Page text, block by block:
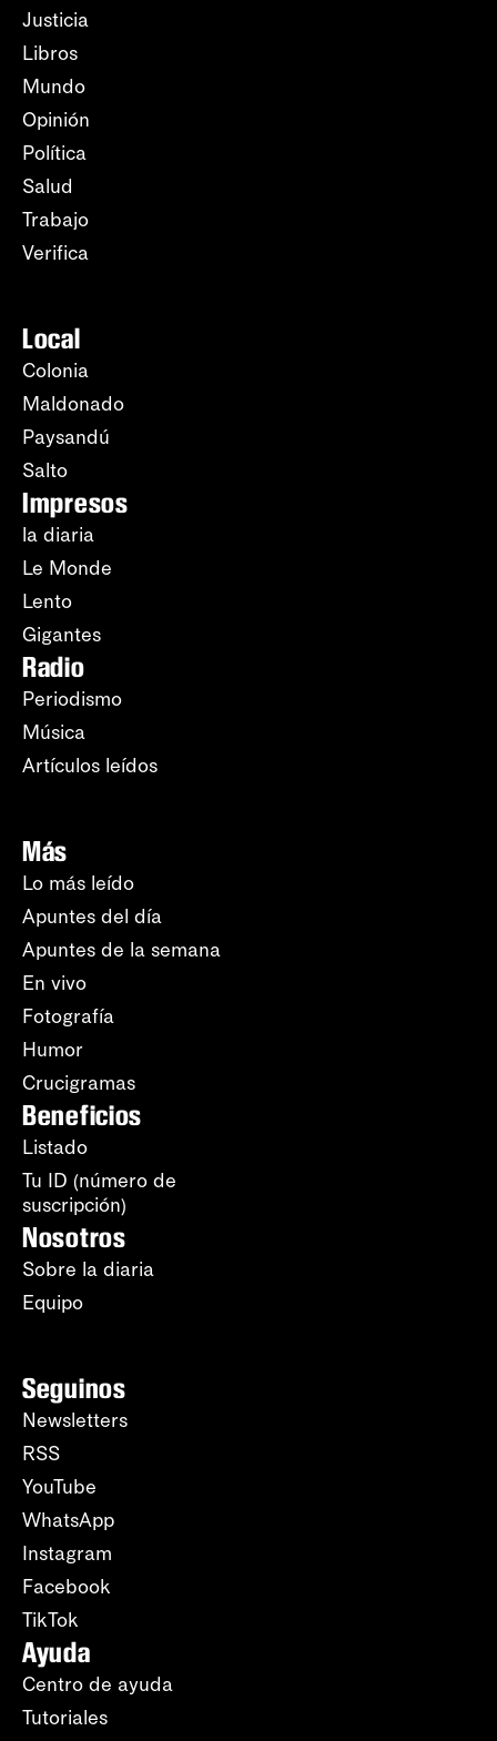
Justicia
Libros
Mundo
Opinión
Política
Salud
Trabajo
Verifica
Local
Colonia
Maldonado
Paysandú
Salto
Impresos
la diaria
Le Monde
Lento
Gigantes
Radio
Periodismo
Música
Artículos leídos
Más
Lo más leído
Apuntes del día
Apuntes de la semana
En vivo
Fotografía
Humor
Crucigramas
Beneficios
Listado
Tu ID (número de
suscripción)
Nosotros
Sobre la diaria
Equipo
Seguinos
Newsletters
RSS
YouTube
WhatsApp
Instagram
Facebook
TikTok
Ayuda
Centro de ayuda
Tutoriales